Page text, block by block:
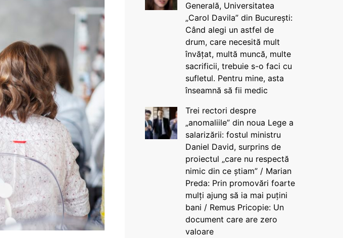
Generală, Universitatea
„Carol Davila” din București:
Când alegi un astfel de
drum, care necesită mult
învățat, multă muncă, multe
sacrificii, trebuie s-o faci cu
sufletul. Pentru mine, asta
înseamnă să fii medic
Trei rectori despre
„anomaliile” din noua Lege a
salarizării: fostul ministru
Daniel David, surprins de
proiectul „care nu respectă
nimic din ce știam” / Marian
Preda: Prin promovări foarte
mulți ajung să ia mai puțini
bani / Remus Pricopie: Un
document care are zero
valoare